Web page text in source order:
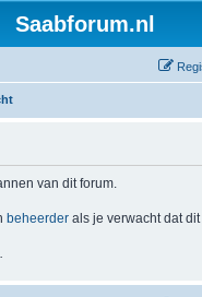
Saabforum.nl
van dit forum.
beheerder als je verwacht dat